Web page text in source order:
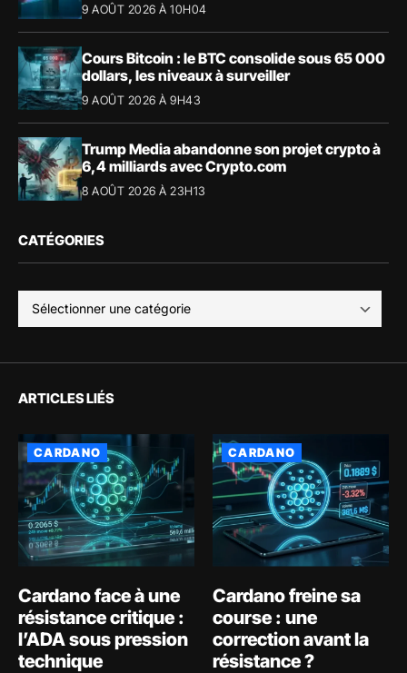
9 AOÛT 2026 À 10H04
Cours Bitcoin : le BTC consolide sous 65 000
dollars, les niveaux à surveiller
9 AOÛT 2026 À 9H43
Trump Media abandonne son projet crypto à
6,4 milliards avec Crypto.com
8 AOÛT 2026 À 23H13
CATÉGORIES
ARTICLES LIÉS
CARDANO
Cardano face à une
résistance critique :
l’ADA sous pression
technique
CARDANO
Cardano freine sa
course : une
correction avant la
résistance ?